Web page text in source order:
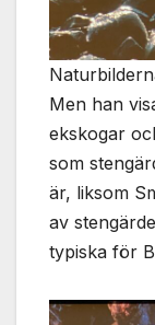
Men han
ekskogar
som
är, liksom
av
typiska för